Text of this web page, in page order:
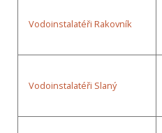
Vodoinstalatéři Rakovník
Vodoinstalatéři Slaný